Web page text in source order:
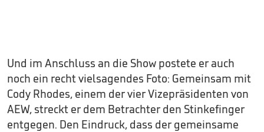
Und im Anschluss an die Show postete er auch
noch ein recht vielsagendes Foto: Gemeinsam mit
Cody Rhodes, einem der vier Vizepräsidenten von
AEW, streckt er dem Betrachter den Stinkefinger
entgegen. Den Eindruck, dass der gemeinsame